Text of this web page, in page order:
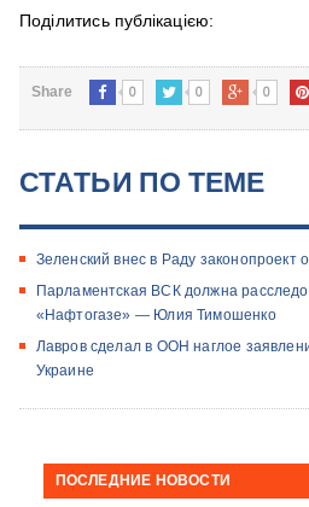
Поділитись публікацією:
Share 0 0 0
СТАТЬИ ПО ТЕМЕ
Зеленский внес в Раду законопроект
Парламентская ВСК должна
«Нафтогазе» — Юлия Тимошенко
Лавров сделал в ООН наглое
Украине
ПОСЛЕДНИЕ НОВОСТИ